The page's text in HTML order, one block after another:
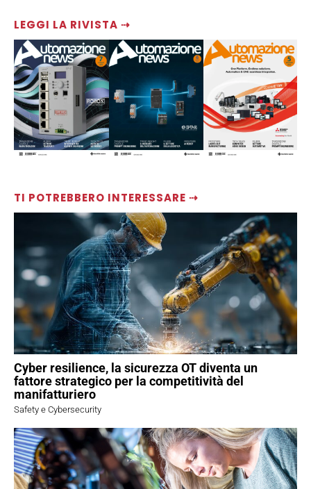
LEGGI LA RIVISTA ⇢
TI POTREBBERO INTERESSARE ⇢
Cyber resilience, la sicurezza OT diventa un
fattore strategico per la competitività del
manifatturiero
Safety e Cybersecurity